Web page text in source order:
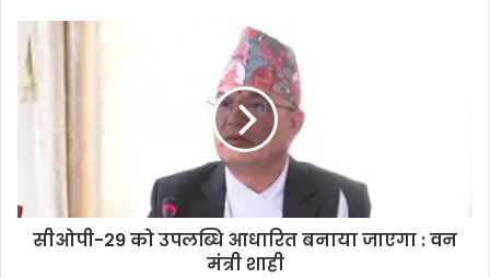
सीओपी-29 को उपलब्धि आधारित बनाया जाएगा : वन
मंत्री शाही